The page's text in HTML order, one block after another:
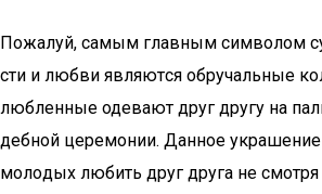
Пожа­луй, самым глав­ным сим­во­лом
сти и люб­ви явля­ют­ся обру­чаль­ные
люб­лен­ные оде­ва­ют друг дру­гу на
деб­ной цере­мо­нии. Дан­ное
моло­дых любить друг дру­га не смот­ря